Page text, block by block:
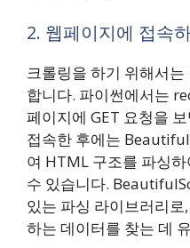
2. 웹페이지에 접속
크롤링을 하기 위해서
합니다. 파이썬에서는
페이지에 GET 요청을
접속한 후에는
여 HTML 구조를 파싱
수 있습니다.
있는 파싱 라이브러리
하는 데이터를 찾는 데